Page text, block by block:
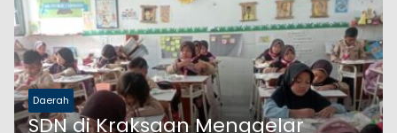
Daerah
SDN di Kraksaan Menggelar